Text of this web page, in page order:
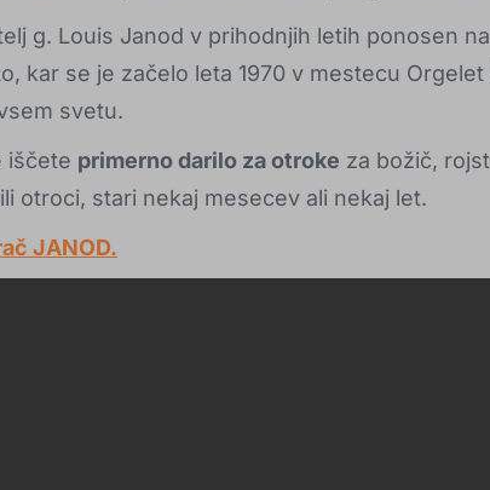
g. Louis Janod v prihodnjih letih ponosen
kar se je začelo leta 1970 v mestecu Orgelet
svetu.
iščete primerno darilo za otroke za božič,
otroci, stari nekaj mesecev ali nekaj let.
JANOD.